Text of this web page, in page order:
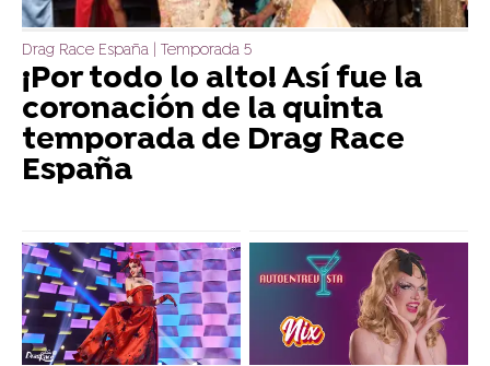
Drag Race España | Temporada 5
¡Por todo lo alto! Así fue la
coronación de la quinta
temporada de Drag Race
España